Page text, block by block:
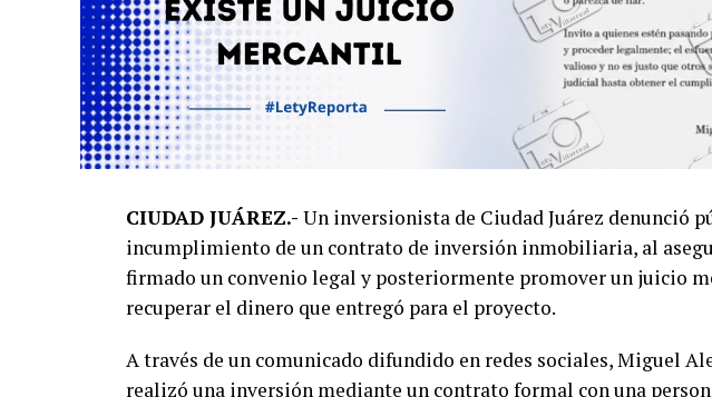
CIUDAD JUÁREZ.- Un inversionista de Ciudad Juárez denunció
incumplimiento de un contrato de inversión inmobiliaria, al
firmado un convenio legal y posteriormente promover un juicio
recuperar el dinero que entregó para el proyecto.
A través de un comunicado difundido en redes sociales, Miguel
realizó una inversión mediante un contrato formal con una